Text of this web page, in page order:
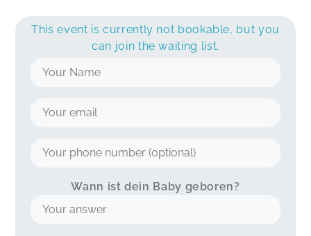
This event is currently not bookable, but you
can join the waiting list.
Wann ist dein Baby geboren?